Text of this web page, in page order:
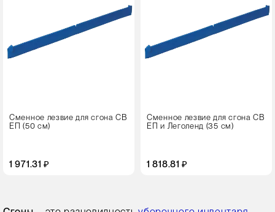
Сменное лезвие для сгона СВ
ЕП (50 см)
1 971.31 ₽
Сменное лезвие для сгона СВ
ЕП и Леголенд (35 см)
1 818.81 ₽